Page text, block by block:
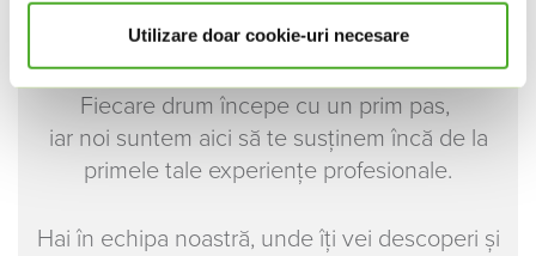
Utilizare doar cookie-uri necesare
într-o carieră
Fiecare drum începe cu un prim pas,
iar noi suntem aici să te susținem încă de la
primele tale experiențe profesionale.
Hai în echipa noastră, unde îți vei descoperi și